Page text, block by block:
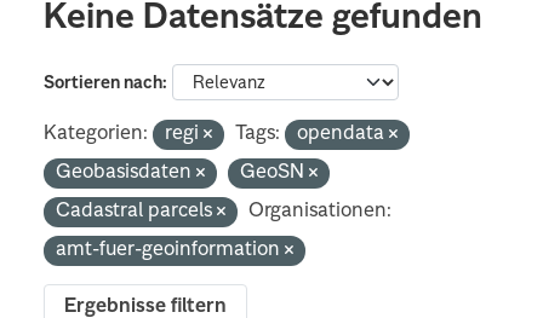
Keine Datensätze gefunden
Sortieren nach
Kategorien: regi Tags:
opendata
Geobasisdaten
GeoSN
Cadastral parcels
Organisationen:
amt-fuer-geoinformation
Ergebnisse filtern